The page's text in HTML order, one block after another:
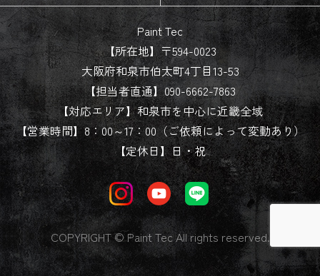
Paint Tec
【所在地】〒594-0023
大阪府和泉市伯太町4丁目13-53
【担当者直通】090-6662-7863
【対応エリア】和泉市を中心に近畿全域
【営業時間】8：00～17：00（ご依頼によって変動あり）
【定休日】日・祝
COPYRIGHT © Paint Tec All rights reserved.